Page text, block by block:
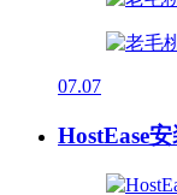
07.07
HostEase